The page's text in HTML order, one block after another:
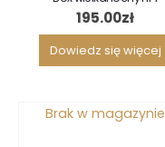
195.00zł
Dowiedz się więcej
Brak w magazynie